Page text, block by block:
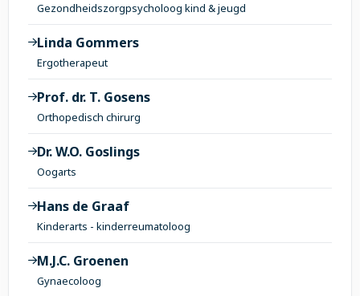
Gezondheidszorgpsycholoog kind & jeugd
Linda Gommers
Ergotherapeut
Prof. dr. T. Gosens
Orthopedisch chirurg
Dr. W.O. Goslings
Oogarts
Hans de Graaf
Kinderarts - kinderreumatoloog
M.J.C. Groenen
Gynaecoloog